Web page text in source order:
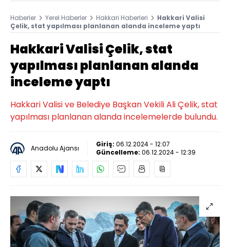
Haberler Yerel Haberler Hakkari Haberleri
Hakkari Valisi
Çelik, stat yapılması planlanan alanda inceleme yaptı
Hakkari Valisi Çelik, stat
yapılması planlanan alanda
inceleme yaptı
Hakkari Valisi ve Belediye Başkan Vekili Ali Çelik, stat
yapılması planlanan alanda incelemelerde bulundu.
Anadolu Ajansı Giriş: 06.12.2024 - 12:07
Güncelleme: 06.12.2024 - 12:39